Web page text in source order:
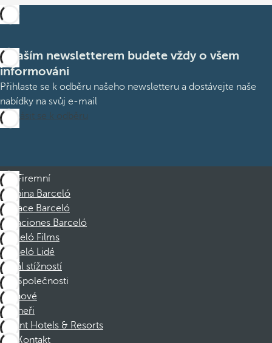
S naším newsletterem budete vždy o všem
informováni
Přihlaste se k odběru našeho newsletteru a dostávejte naše
nabídky na svůj e-mail
Přihlásit se k odběru
Firemní
Skupina Barceló
Nadace Barceló
Vacaciones Barceló
Barceló Films
Barceló Lidé
Kanál stížností
Společnosti
Členové
Partneři
Dorint Hotels & Resorts
Kontakt